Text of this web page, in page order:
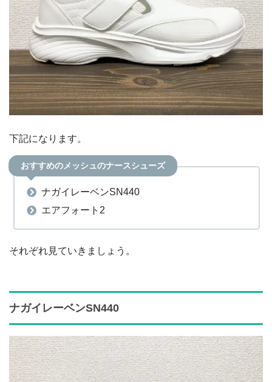
下記になります。
おすすめのメッシュのナースシューズ
ナガイレーベンSN440
エアフォート2
それぞれ見ていきましょう。
ナガイレーベンSN440